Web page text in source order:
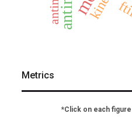
Metrics
*Click on each